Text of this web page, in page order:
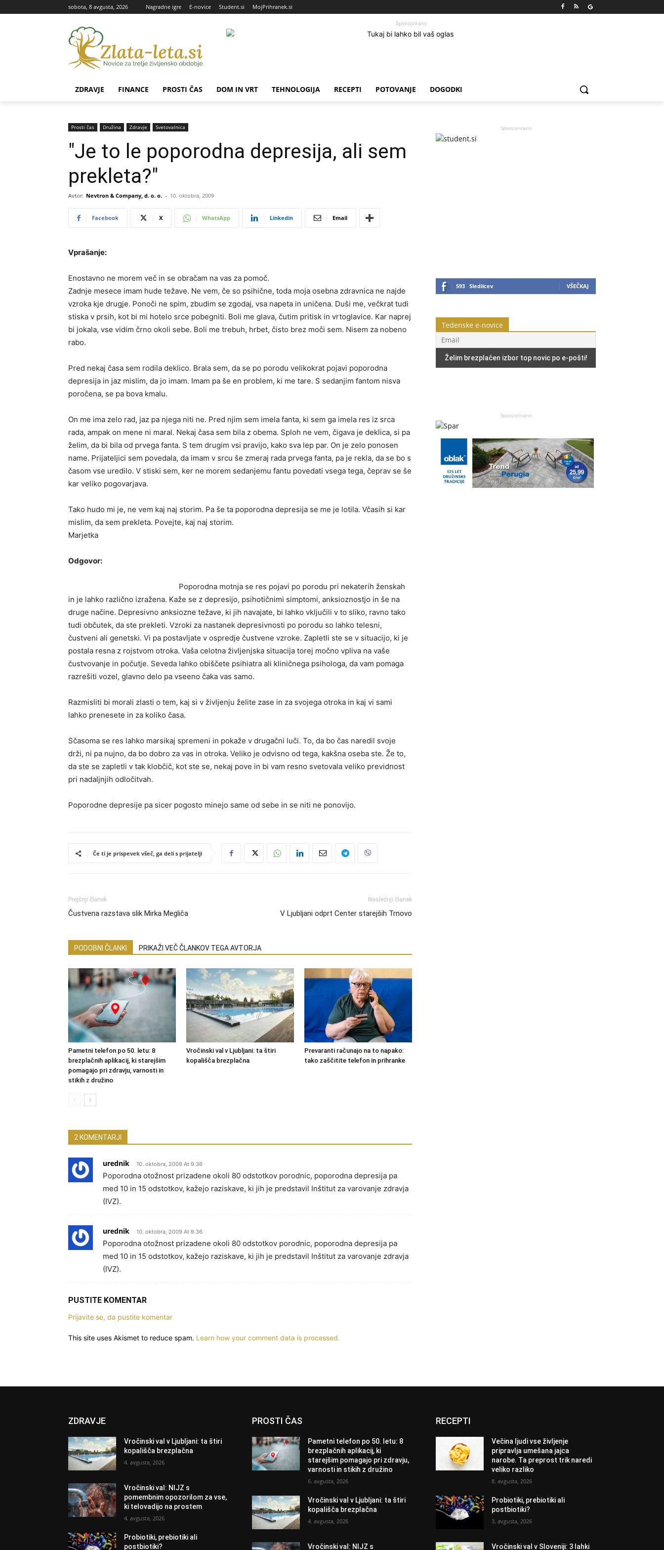
sobota, 8 avgusta, 2026 Nagradne igre E-novice Student.si MojPrihranek.si
Sponzorirano
ZDRAVJE FINANCE PROSTI ČAS DOM IN VRT TEHNOLOGIJA RECEPTI POTOVANJE DOGODKI
Prosti čas Družina Zdravje Svetovalnica
"Je to le poporodna depresija, ali sem
prekleta?"
Avtor: Nevtron & Company, d. o. o. - 10. oktobra, 2009
Facebook X WhatsApp Linkedin Email
Vprašanje:
Enostavno ne morem več in se obračam na vas za pomoč.
Zadnje mesece imam hude težave. Ne vem, če so psihične, toda moja osebna zdravnica ne najde
vzroka kje drugje. Ponoči ne spim, zbudim se zgodaj, vsa napeta in uničena. Duši me, večkrat tudi
stiska v prsih, kot bi mi hotelo srce pobegniti. Boli me glava, čutim pritisk in vrtoglavice. Kar naprej
bi jokala, vse vidim črno okoli sebe. Boli me trebuh, hrbet, čisto brez moči sem. Nisem za nobeno
rabo.
Pred nekaj časa sem rodila deklico. Brala sem, da se po porodu velikokrat pojavi poporodna
depresija in jaz mislim, da jo imam. Imam pa še en problem, ki me tare. S sedanjim fantom nisva
poročena, se pa bova kmalu.
On me ima zelo rad, jaz pa njega niti ne. Pred njim sem imela fanta, ki sem ga imela res iz srca
rada, ampak on mene ni maral. Nekaj časa sem bila z obema. Sploh ne vem, čigava je deklica, si pa
želim, da bi bila od prvega fanta. S tem drugim vsi pravijo, kako sva lep par. On je zelo ponosen
name. Prijateljici sem povedala, da imam v srcu še zmeraj rada prvega fanta, pa je rekla, da se bo s
časom vse uredilo. V stiski sem, ker ne morem sedanjemu fantu povedati vsega tega, čeprav se še
kar veliko pogovarjava.
Tako hudo mi je, ne vem kaj naj storim. Pa še ta poporodna depresija se me je lotila. Včasih si kar
mislim, da sem prekleta. Povejte, kaj naj storim.
Marjetka
Odgovor:
Poporodna motnja se res pojavi po porodu pri nekaterih ženskah
in je lahko različno izražena. Kaže se z depresijo, psihotičnimi simptomi, anksioznostjo in še na
druge načine. Depresivno anksiozne težave, ki jih navajate, bi lahko vključili v to sliko, ravno tako
tudi občutek, da ste prekleti. Vzroki za nastanek depresivnosti po porodu so lahko telesni,
čustveni ali genetski. Vi pa postavljate v ospredje čustvene vzroke. Zapletli ste se v situacijo, ki je
postala resna z rojstvom otroka. Vaša celotna življenjska situacija torej močno vpliva na vaše
čustvovanje in počutje. Seveda lahko obiščete psihiatra ali kliničnega psihologa, da vam pomaga
razrešiti vozel, glavno delo pa vseeno čaka vas samo.
Razmisliti bi morali zlasti o tem, kaj si v življenju želite zase in za svojega otroka in kaj vi sami
lahko prenesete in za koliko časa.
Sčasoma se res lahko marsikaj spremeni in pokaže v drugačni luči. To, da bo čas naredil svoje
drži, ni pa nujno, da bo dobro za vas in otroka. Veliko je odvisno od tega, kakšna oseba ste. Že to,
da ste se zapletli v tak klobčič, kot ste se, nekaj pove in bi vam resno svetovala veliko previdnost
pri nadaljnjih odločitvah.
Poporodne depresije pa sicer pogosto minejo same od sebe in se niti ne ponovijo.
Če ti je prispevek všeč, ga deli s prijatelji
Prejšnji članek
Čustvena razstava slik Mirka Megliča
Naslednji članek
V Ljubljani odprt Center starejših Trnovo
PODOBNI ČLANKI PRIKAŽI VEČ ČLANKOV TEGA AVTORJA
Pametni telefon po 50. letu: 8
brezplačnih aplikacij, ki starejšim
pomagajo pri zdravju, varnosti in
stikih z družino
Vročinski val v Ljubljani: ta štiri
kopališča brezplačna
Prevaranti računajo na to napako:
tako zaščitite telefon in prihranke
2 KOMENTARJI
urednik 10. oktobra, 2009 At 9.36
Poporodna otožnost prizadene okoli 80 odstotkov porodnic, poporodna depresija pa
med 10 in 15 odstotkov, kažejo raziskave, ki jih je predstavil Inštitut za varovanje zdravja
(IVZ).
urednik 10. oktobra, 2009 At 9.36
Poporodna otožnost prizadene okoli 80 odstotkov porodnic, poporodna depresija pa
med 10 in 15 odstotkov, kažejo raziskave, ki jih je predstavil Inštitut za varovanje zdravja
(IVZ).
PUSTITE KOMENTAR
Prijavite se, da pustite komentar
This site uses Akismet to reduce spam. Learn how your comment data is processed.
Sponzorirano
593 Sledilcev VŠEČKAJ
Tedenske e-novice
Sponzorirano
ZDRAVJE
Vročinski val v Ljubljani: ta štiri
kopališča brezplačna
4. avgusta, 2026
Vročinski val: NIJZ s
pomembnim opozorilom za vse,
ki telovadijo na prostem
4. avgusta, 2026
Probiotiki, prebiotiki ali
postbiotiki?
PROSTI ČAS
Pametni telefon po 50. letu: 8
brezplačnih aplikacij, ki
starejšim pomagajo pri zdravju,
varnosti in stikih z družino
6. avgusta, 2026
Vročinski val v Ljubljani: ta štiri
kopališča brezplačna
4. avgusta, 2026
Vročinski val: NIJZ s
RECEPTI
Večina ljudi vse življenje
pripravlja umešana jajca
narobe. Ta preprost trik naredi
veliko razliko
8. avgusta, 2026
Probiotiki, prebiotiki ali
postbiotiki?
3. avgusta, 2026
Vročinski val v Sloveniji: 3 lahki